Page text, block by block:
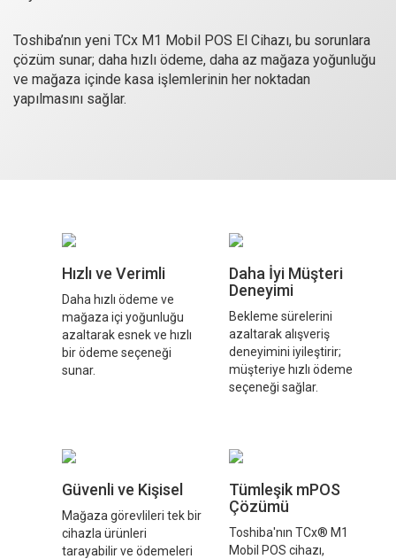
Toshiba’nın yeni TCx M1 Mobil POS El Cihazı, bu sorunlara
çözüm sunar; daha hızlı ödeme, daha az mağaza yoğunluğu
ve mağaza içinde kasa işlemlerinin her noktadan
yapılmasını sağlar.
Hızlı ve Verimli
Daha hızlı ödeme ve
mağaza içi yoğunluğu
azaltarak esnek ve hızlı
bir ödeme seçeneği
sunar.
Daha İyi Müşteri
Deneyimi
Bekleme sürelerini
azaltarak alışveriş
deneyimini iyileştirir;
müşteriye hızlı ödeme
seçeneği sağlar.
Güvenli ve Kişisel
Mağaza görevlileri tek bir
cihazla ürünleri
tarayabilir ve ödemeleri
Tümleşik mPOS
Çözümü
Toshiba'nın TCx® M1
Mobil POS cihazı,